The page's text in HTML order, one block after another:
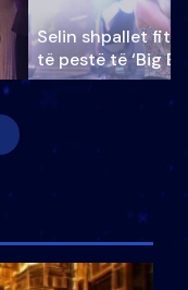
Selin shpallet
të pestë të ‘Big